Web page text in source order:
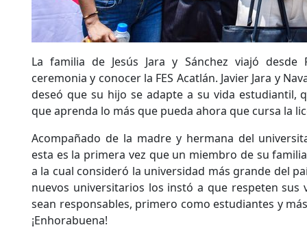
La familia de Jesús Jara y Sánchez­ viajó
ceremonia y conocer la FES Acatlán. Javier Jara y
deseó que su hijo se adapte a su vida estudiantil,
que aprenda lo más que pueda ahora que cursa la
Acompañado de la madre y hermana del
esta es la primera vez que un miembro de su
a la cual consideró la universidad más grande del
nuevos universitarios los instó a que respeten sus
sean responsables, primero como estudiantes y
¡Enhorabuena!